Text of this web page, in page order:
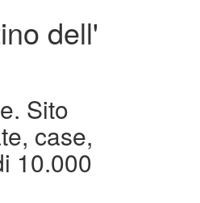
dell'
Sito
case,
10.000